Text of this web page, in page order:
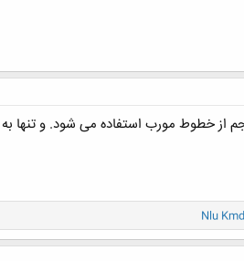
خطوط مورب استفاده می شود. و تنها به
Nlu Kmd